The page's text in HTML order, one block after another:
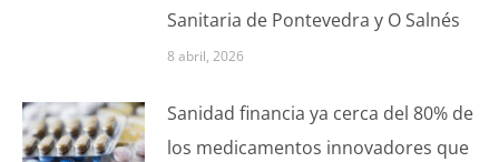
Sanitaria de Pontevedra y O Salnés
8 abril, 2026
Sanidad financia ya cerca del 80% de
los medicamentos innovadores que